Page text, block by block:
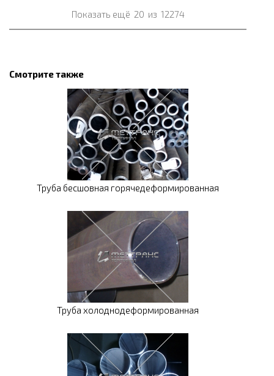
Показать ещё 20 из 12274
Смотрите также
Труба бесшовная горячедеформированная
Труба холоднодеформированная